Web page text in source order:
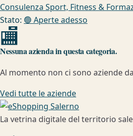
Consulenza Sport, Fitness &
Stato: 🟢 Aperte adesso
🏬
Nessuna azienda in questa categoria.
Al momento non ci sono aziende
Vedi tutte le aziende
La vetrina digitale del territorio